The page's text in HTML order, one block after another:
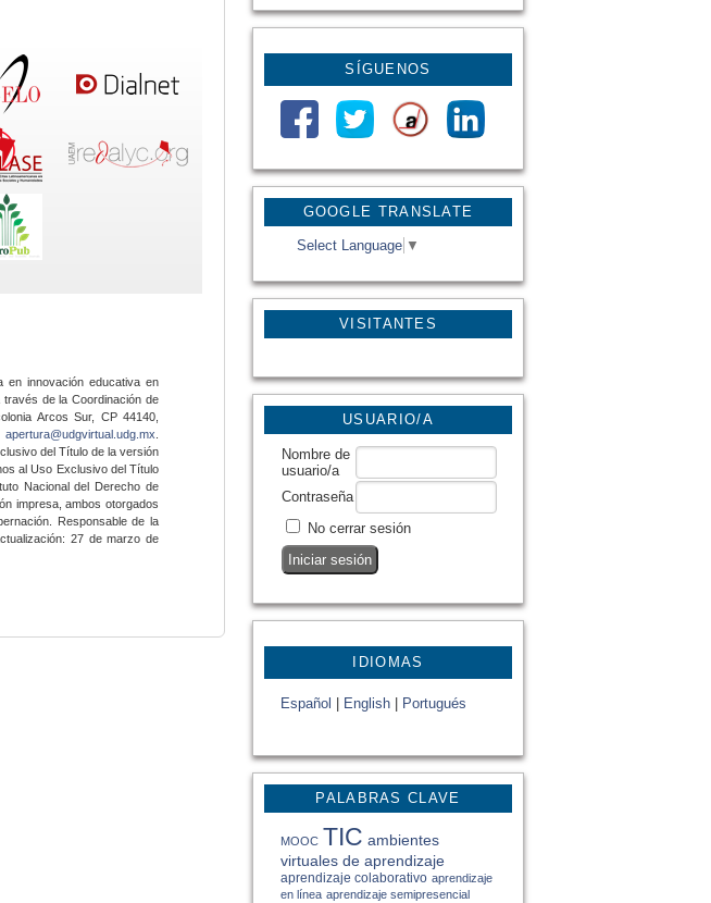
GOOGLE TRANSLATE
Select Language ▼
VISITANTES
SÍGUENOS
USUARIO/A
Nombre de
usuario/a
Contraseña
No cerrar sesión
IDIOMAS
Español English Portugués
PALABRAS CLAVE
MOOC TIC ambientes
virtuales de aprendizaje
aprendizaje colaborativo aprendizaje
en línea aprendizaje semipresencial
en innovación educativa en
de la Coordinación de
Arcos Sur, CP 44140,
apertura@udgvirtual.udg.mx
del Título de la versión
al Uso Exclusivo del Título
Nacional del Derecho de
impresa, ambos otorgados
Responsable de la
27 de marzo de